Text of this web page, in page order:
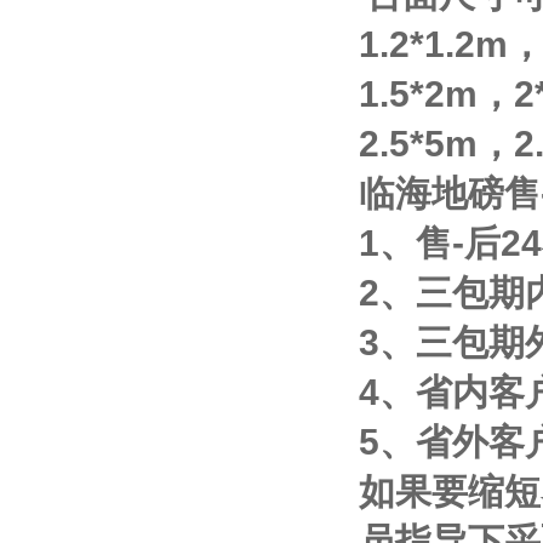
1.2*1.2m ，
1.5*2m ，
2.5*5m ，
临海地磅售
1、售-后24
2、三包期
3、三包期
4、省内客
5、省外客
如果要缩